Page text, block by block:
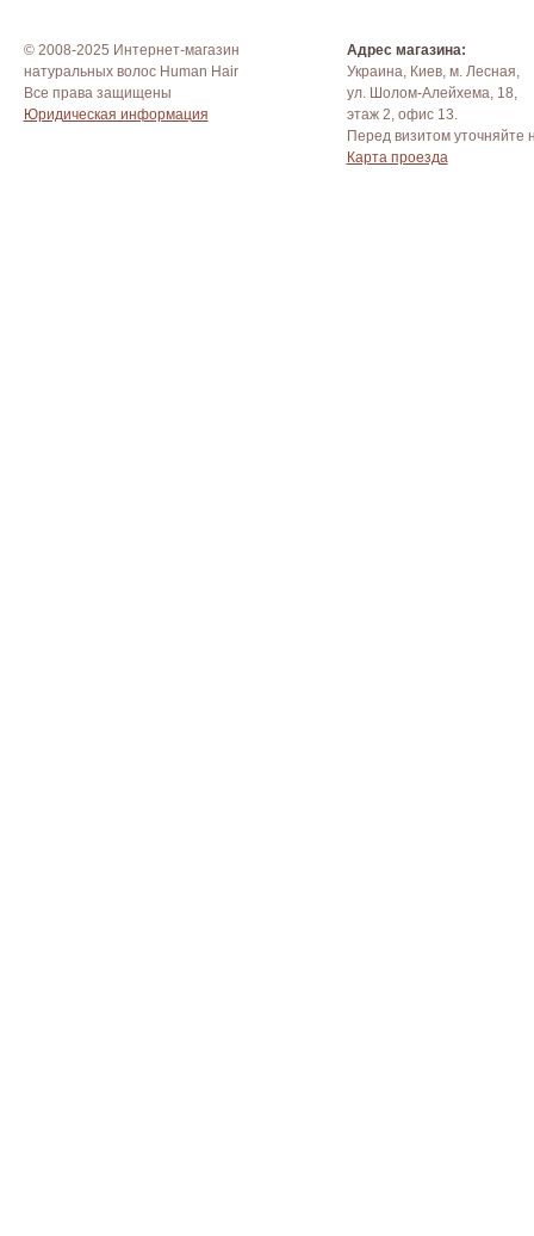
© 2008-2025 Интернет-магазин
натуральных волос Human Hair
Все права защищены
Юридическая информация
Адрес магазина:
Украина, Киев, м. Лесная,
ул. Шолом-Алейхема, 18,
этаж 2, офис 13.
Перед визитом уточняйте
Карта проезда